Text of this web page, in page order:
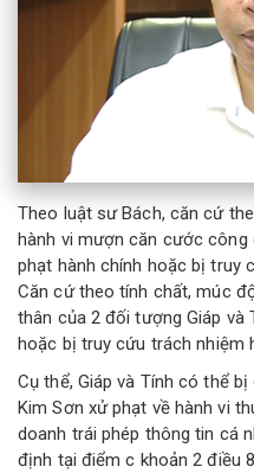
Theo luật sư Bách, căn cứ
hành vi mượn căn cước
phạt hành chính hoặc bị truy
Căn cứ theo tính chất, múc
thân của 2 đối tượng Giáp và
hoặc bị truy cứu trách nhiệm
Cụ thể, Giáp và Tính có thể
Kim Sơn xử phạt về hành vi
doanh trái phép thông tin cá
định tại điểm c khoản 2 điều